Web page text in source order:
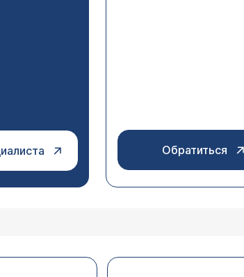
Обратиться